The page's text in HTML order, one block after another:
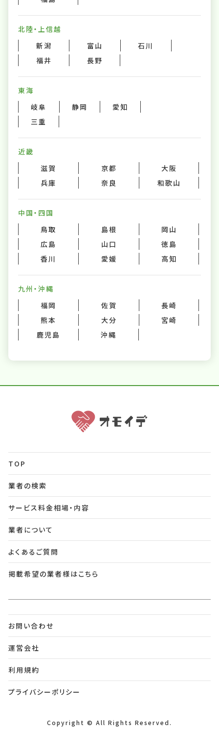
北陸・上信越
新潟
富山
石川
福井
長野
東海
岐阜
静岡
愛知
三重
近畿
滋賀
京都
大阪
兵庫
奈良 和歌山
中国・四国
鳥取
島根
岡山
広島
山口
徳島
香川
愛媛 高知
九州・沖縄
福岡
佐賀
長崎
熊本
大分
宮崎
鹿児島
沖縄
TOP
業者の検索
サービス料金相場・内容
業者について
よくあるご質問
掲載希望の業者様はこちら
お問い合わせ
運営会社
利用規約
プライバシーポリシー
Copyright © All Rights Reserved.